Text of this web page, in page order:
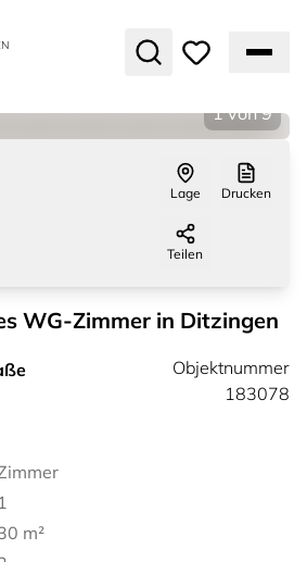
1 von 9
Lage Drucken
Teilen
WG-Zimmer in Ditzingen
Objektnummer
183078
1
m²